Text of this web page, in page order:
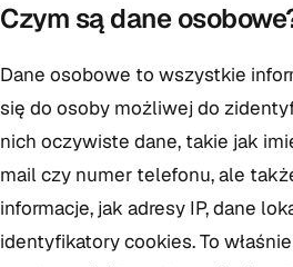
Czym są dane
Dane osobowe to wszystkie
się do osoby możliwej do
nich oczywiste dane, takie jak
mail czy numer telefonu, ale
informacje, jak adresy IP, dane
identyfikatory cookies. To